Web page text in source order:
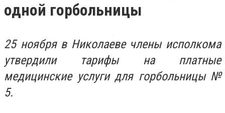
одной горбольницы
25 ноября в Николаеве члены исполкома
утвердили тарифы на платные
медицинские услуги для горбольницы №
5.